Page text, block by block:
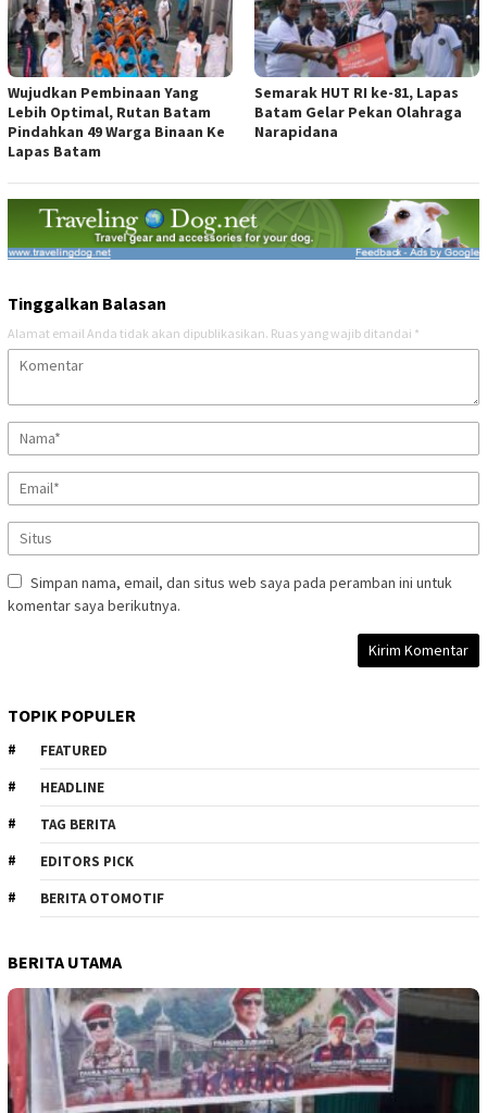
Wujudkan Pembinaan Yang
Lebih Optimal, Rutan Batam
Pindahkan 49 Warga Binaan Ke
Lapas Batam
Semarak HUT RI ke-81, Lapas
Batam Gelar Pekan Olahraga
Narapidana
Tinggalkan Balasan
Alamat email Anda tidak akan dipublikasikan. Ruas yang wajib ditandai *
Simpan nama, email, dan situs web saya pada peramban ini untuk
komentar saya berikutnya.
TOPIK POPULER
FEATURED
HEADLINE
TAG BERITA
EDITORS PICK
BERITA OTOMOTIF
BERITA UTAMA